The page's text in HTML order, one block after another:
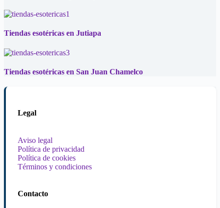
Tiendas esotéricas en Jutiapa
Tiendas esotéricas en San Juan Chamelco
Legal
Aviso legal
Política de privacidad
Política de cookies
Términos y condiciones
Contacto